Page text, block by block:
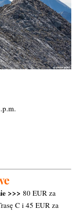
>>> 80 EUR za
C i 45 EUR za